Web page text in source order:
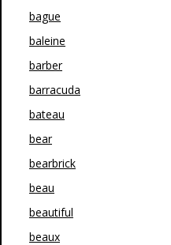
bague
baleine
barber
barracuda
bateau
bear
bearbrick
beau
beautiful
beaux